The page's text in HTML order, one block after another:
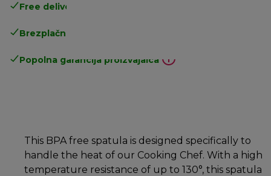
Free delivery in 1-3 days
Brezplačna vračila
Popolna garancija proizvajalca
This BPA free spatula is designed specifically to
handle the heat of our Cooking Chef. With a high
temperature resistance of up to 130°, this spatula